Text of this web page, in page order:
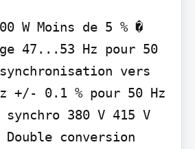
W Moins de 5 % �
47...53 Hz pour 50
vers
+/- 0.1 % pour 50 Hz
synchro 380 V 415 V
conversion